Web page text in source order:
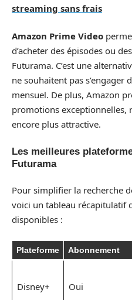
streaming sans frais
Amazon Prime Video
d’acheter des épisodes ou
Futurama. C’est une
ne souhaitent pas s’engager
mensuel. De plus, Amazon
promotions exceptionnelles,
encore plus attractive.
Les meilleures
Futurama
Pour simplifier la recherche
voici un tableau récapitulatif
disponibles :
Plateforme Abonnement
Disney+ Oui